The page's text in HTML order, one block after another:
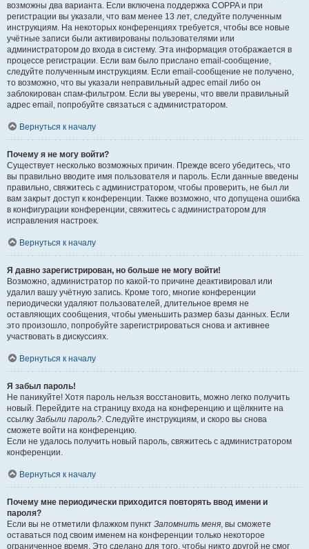
возможны два варианта. Если включена поддержка COPPA и при
регистрации вы указали, что вам менее 13 лет, следуйте полученным
инструкциям. На некоторых конференциях требуется, чтобы все новые
учётные записи были активированы пользователями или
администратором до входа в систему. Эта информация отображается в
процессе регистрации. Если вам было прислано email-сообщение,
следуйте полученным инструкциям. Если email-сообщение не получено,
то возможно, что вы указали неправильный адрес email либо он
заблокирован спам-фильтром. Если вы уверены, что ввели правильный
адрес email, попробуйте связаться с администратором.
Вернуться к началу
Почему я не могу войти?
Существует несколько возможных причин. Прежде всего убедитесь, что
вы правильно вводите имя пользователя и пароль. Если данные введены
правильно, свяжитесь с администратором, чтобы проверить, не был ли
вам закрыт доступ к конференции. Также возможно, что допущена ошибка
в конфигурации конференции, свяжитесь с администратором для
исправления настроек.
Вернуться к началу
Я давно зарегистрирован, но больше не могу войти!
Возможно, администратор по какой-то причине деактивировал или
удалил вашу учётную запись. Кроме того, многие конференции
периодически удаляют пользователей, длительное время не
оставляющих сообщения, чтобы уменьшить размер базы данных. Если
это произошло, попробуйте зарегистрироваться снова и активнее
участвовать в дискуссиях.
Вернуться к началу
Я забыл пароль!
Не паникуйте! Хотя пароль нельзя восстановить, можно легко получить
новый. Перейдите на страницу входа на конференцию и щёлкните на
ссылку Забыли пароль?. Следуйте инструкциям, и скоро вы снова
сможете войти на конференцию.
Если не удалось получить новый пароль, свяжитесь с администратором
конференции.
Вернуться к началу
Почему мне периодически приходится повторять ввод имени и
пароля?
Если вы не отметили флажком пункт Запомнить меня, вы сможете
оставаться под своим именем на конференции только некоторое
ограниченное время. Это сделано для того, чтобы никто другой не смог